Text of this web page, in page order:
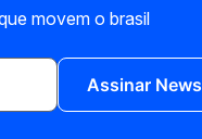
movem o brasil
Assinar